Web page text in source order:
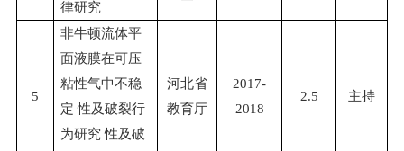
律研究
5
非牛顿流体平
面液膜在可压
粘性气中不稳
定 性及破裂行
为研究 性及破
河北省
教育厅
2017-
2018
2.5 主持